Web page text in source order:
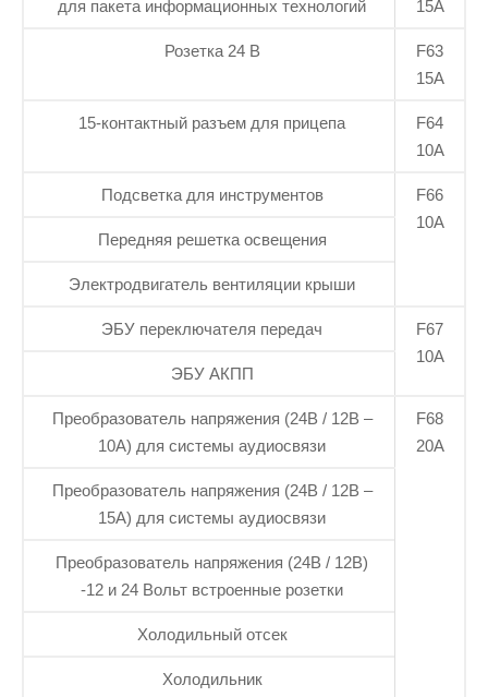
для пакета информационных технологий
15А
Розетка 24 В
F63
15А
15-контактный разъем для прицепа
F64
10А
Подсветка для инструментов
F66
10А
Передняя решетка освещения
Электродвигатель вентиляции крыши
ЭБУ переключателя передач
F67
10А
ЭБУ АКПП
Преобразователь напряжения (24В / 12В –
10А) для системы аудиосвязи
F68
20А
Преобразователь напряжения (24В / 12В –
15А) для системы аудиосвязи
Преобразователь напряжения (24В / 12В)
-12 и 24 Вольт встроенные розетки
Холодильный отсек
Холодильник